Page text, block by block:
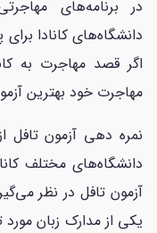
در برنامه‌های
دانشگاه‌های کانادا
اگر قصد مهاجرت به
مهاجرت خود بهترین
دانشگاه‌های مختلف
آزمون تافل در نظر
یکی از مدارک زبان